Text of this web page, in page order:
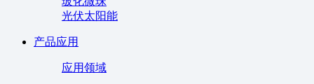
光伏太阳能
产品应用
应用领域